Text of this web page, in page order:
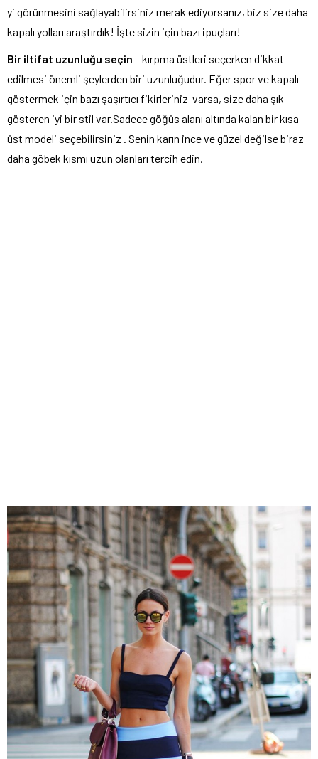
yi görünmesini sağlayabilirsiniz merak ediyorsanız, biz size daha
kapalı yolları araştırdık! İşte sizin için bazı ipuçları!
Bir iltifat uzunluğu seçin – kırpma üstleri seçerken dikkat
edilmesi önemli şeylerden biri uzunluğudur. Eğer spor ve kapalı
göstermek için bazı şaşırtıcı fikirleriniz varsa, size daha şık
gösteren iyi bir stil var.Sadece göğüs alanı altında kalan bir kısa
üst modeli seçebilirsiniz . Senin karın ince ve güzel değilse biraz
daha göbek kısmı uzun olanları tercih edin.